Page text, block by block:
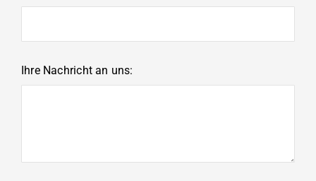
Ihre Nachricht an uns: